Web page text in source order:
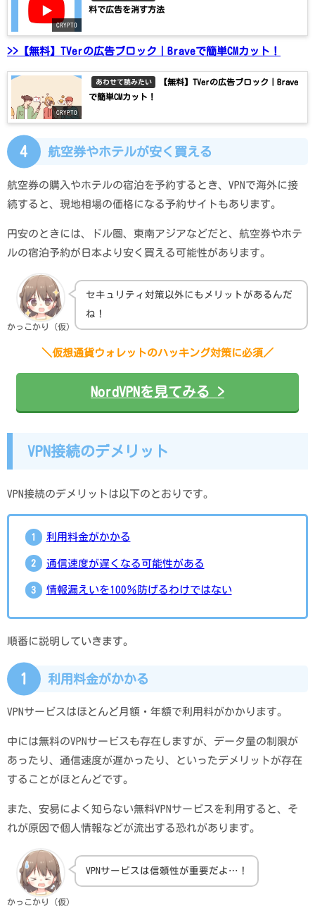
CRYPTO
料で広告を消す方法
>>【無料】TVerの広告ブロック｜Braveで簡単CMカット！
CRYPTO
あわせて読みたい
【無料】TVerの広告ブロック｜Brave
で簡単CMカット！
4 航空券やホテルが安く買える
航空券の購入やホテルの宿泊を予約するとき、VPNで海外に接
続すると、現地相場の価格になる予約サイトもあります。
円安のときには、ドル圏、東南アジアなどだと、航空券やホテ
ルの宿泊予約が日本より安く買える可能性があります。
かっこかり（仮）
セキュリティ対策以外にもメリットがあるんだ
ね！
＼仮想通貨ウォレットのハッキング対策に必須／
NordVPNを見てみる >
VPN接続のデメリット
VPN接続のデメリットは以下のとおりです。
利用料金がかかる
通信速度が遅くなる可能性がある
情報漏えいを100％防げるわけではない
順番に説明していきます。
1 利用料金がかかる
VPNサービスはほとんど月額・年額で利用料がかかります。
中には無料のVPNサービスも存在しますが、データ量の制限が
あったり、通信速度が遅かったり、といったデメリットが存在
することがほとんどです。
また、安易によく知らない無料VPNサービスを利用すると、そ
れが原因で個人情報などが流出する恐れがあります。
かっこかり（仮）
VPNサービスは信頼性が重要だよ…！